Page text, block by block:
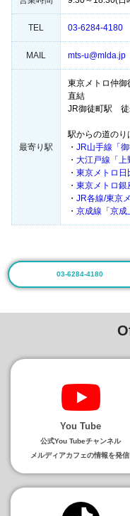
TEL 03-6284-4180
MAIL mts-u@mlda.jp
最寄り駅
東京メトロ仲
直結
JR御徒町駅
駅からの道のり
・ JR山手線「
・ 大江戸線「上
・ 東京メトロ日
・ 東京メトロ銀
・ JR各線/東京
・ 京成線「京
03-6284-4180
You Tube
公式You Tubeチャンネル
メルディアカフェの情報を発